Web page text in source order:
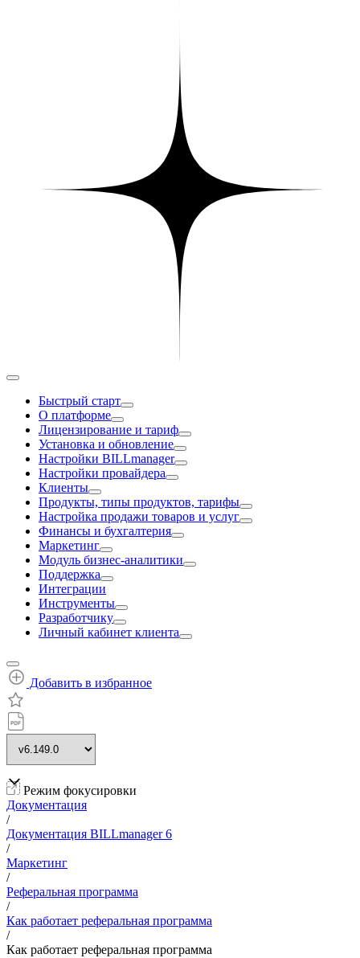
Быстрый старт
О платформе
Лицензирование и тариф
Установка и обновление
Настройки BILLmanager
Настройки провайдера
Клиенты
Продукты, типы продуктов, тарифы
Настройка продажи товаров и услуг
Финансы и бухгалтерия
Маркетинг
Модуль бизнес-аналитики
Поддержка
Интеграции
Инструменты
Разработчику
Личный кабинет клиента
Добавить в избранное
Режим фокусировки
Документация
/
Документация BILLmanager 6
/
Маркетинг
/
Реферальная программа
/
Как работает реферальная программа
/
Как работает реферальная программа